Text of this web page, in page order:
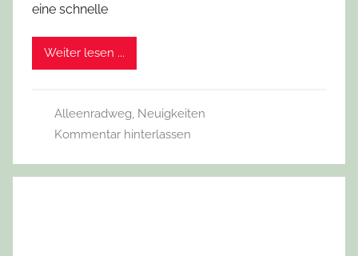
eine schnelle
Weiter lesen ...
Alleenradweg Neuigkeiten
Kommentar hinterlassen